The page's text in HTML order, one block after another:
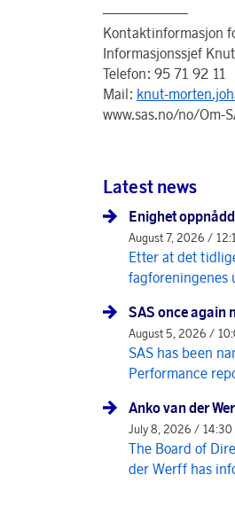
——————
Kontaktinformasjon
Informasjonssjef
Telefon: 95 71 92 11
Mail: knut-
www.sas.no/no/Om-
Latest news
Enighet
August 7, 2026 /
Etter at det
fagforeningenes
SAS once again
August 5, 2026 /
SAS has been
Performance
Anko van der
July 8, 2026 / 14:30
The Board of
der Werff has